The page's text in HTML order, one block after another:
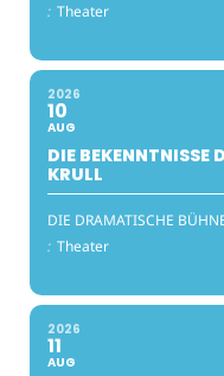
: Theater
2026
10
AUG
DIE BEKENNTNISSE
KRULL
DIE DRAMATISCHE
: Theater
2026
11
AUG